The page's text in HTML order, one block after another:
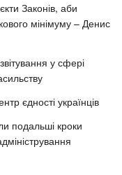
Законів, аби
мінімуму – Денис
у сфері
єдності українців
подальші кроки